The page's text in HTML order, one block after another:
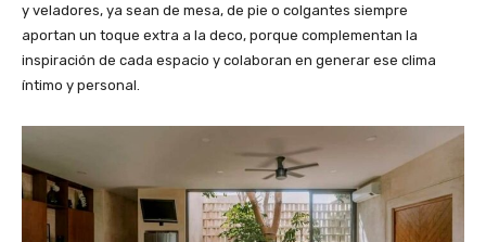
y veladores, ya sean de mesa, de pie o colgantes siempre
aportan un toque extra a la deco, porque complementan la
inspiración de cada espacio y colaboran en generar ese clima
íntimo y personal.